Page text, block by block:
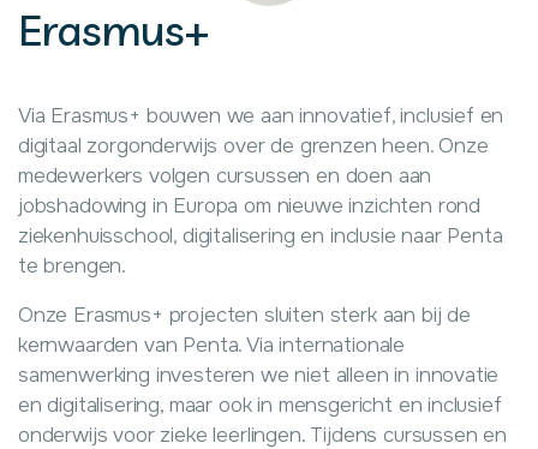
Erasmus+
Via Erasmus+ bouwen we aan innovatief, inclusief en
digitaal zorgonderwijs over de grenzen heen. Onze
medewerkers volgen cursussen en doen aan
jobshadowing in Europa om nieuwe inzichten rond
ziekenhuisschool, digitalisering en inclusie naar Penta
te brengen.
Onze Erasmus+ projecten sluiten sterk aan bij de
kernwaarden van Penta. Via internationale
samenwerking investeren we niet alleen in innovatie
en digitalisering, maar ook in mensgericht en inclusief
onderwijs voor zieke leerlingen. Tijdens cursussen en